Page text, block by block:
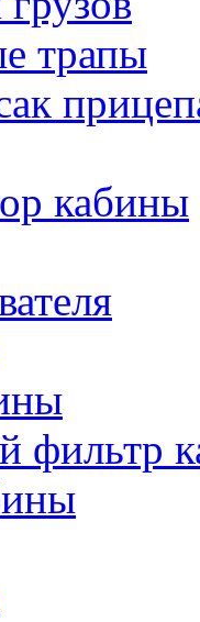
трапы
кабины
фильтр